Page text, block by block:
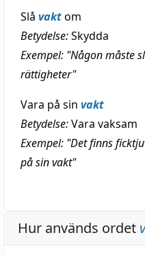
Slå vaktom
Betydelse:Skydda
Exempel: "Någon måste
rättigheter"
Vara på sin vakt
Betydelse:Vara vaksam
Exempel: "Det finns
på sin vakt"
Hur används ordet